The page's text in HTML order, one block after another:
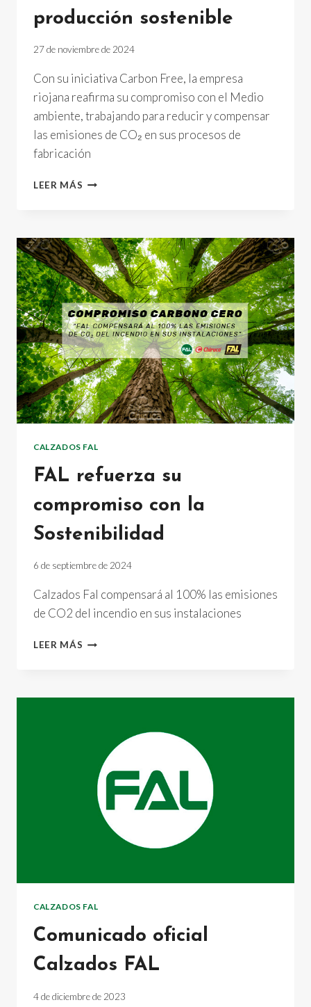
producción sostenible
27 de noviembre de 2024
Con su iniciativa Carbon Free, la empresa
riojana reafirma su compromiso con el Medio
ambiente, trabajando para reducir y compensar
las emisiones de CO₂ en sus procesos de
fabricación
LEER MÁS CALZADOS
CAMINO
HACIA
UNA
PRODUCCIÓN
SOSTENIBLE
CALZADOS FAL
FAL refuerza su
compromiso con la
Sostenibilidad
6 de septiembre de 2024
Calzados Fal compensará al 100% las emisiones
de CO2 del incendio en sus instalaciones
LEER MÁS FAL
CON
CALZADOS FAL
Comunicado oficial
Calzados FAL
4 de diciembre de 2023